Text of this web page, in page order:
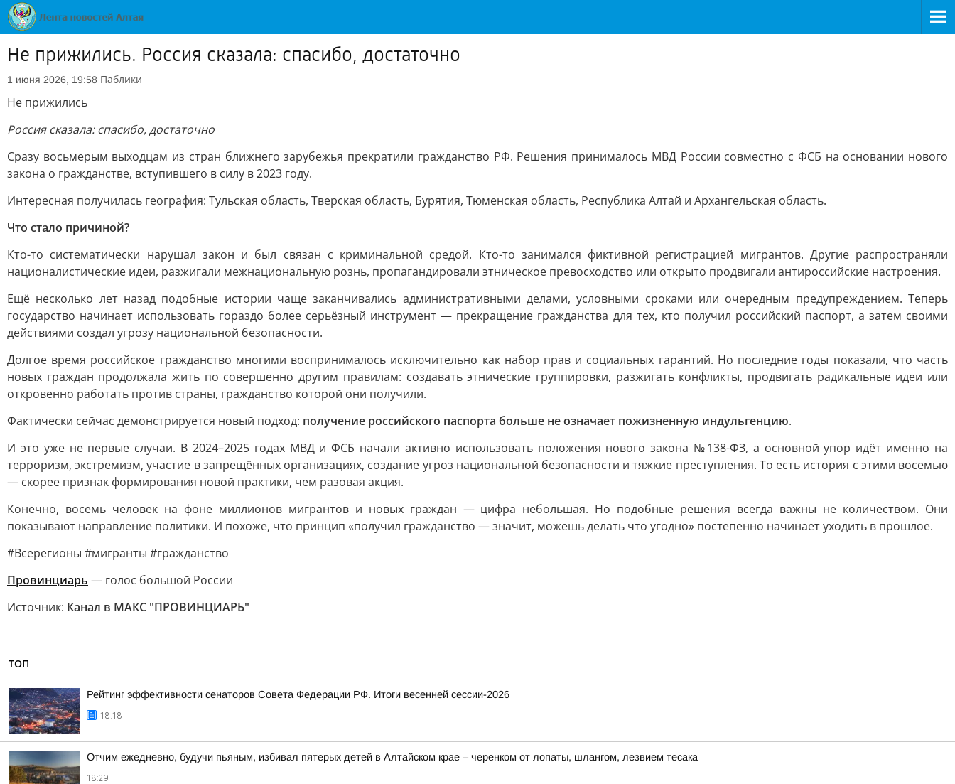
Не прижились. Россия сказала: спасибо, достаточно
1 июня 2026, 19:58 Паблики
Не прижились
Россия сказала: спасибо, достаточно
Сразу восьмерым выходцам из стран ближнего зарубежья прекратили гражданство РФ. Решения принималось МВД России совместно с ФСБ на основании нового
закона о гражданстве, вступившего в силу в 2023 году.
Интересная получилась география: Тульская область, Тверская область, Бурятия, Тюменская область, Республика Алтай и Архангельская область.
Что стало причиной?
Кто-то систематически нарушал закон и был связан с криминальной средой. Кто-то занимался фиктивной регистрацией мигрантов. Другие распространяли
националистические идеи, разжигали межнациональную рознь, пропагандировали этническое превосходство или открыто продвигали антироссийские настроения.
Ещё несколько лет назад подобные истории чаще заканчивались административными делами, условными сроками или очередным предупреждением. Теперь
государство начинает использовать гораздо более серьёзный инструмент — прекращение гражданства для тех, кто получил российский паспорт, а затем своими
действиями создал угрозу национальной безопасности.
Долгое время российское гражданство многими воспринималось исключительно как набор прав и социальных гарантий. Но последние годы показали, что часть
новых граждан продолжала жить по совершенно другим правилам: создавать этнические группировки, разжигать конфликты, продвигать радикальные идеи или
откровенно работать против страны, гражданство которой они получили.
Фактически сейчас демонстрируется новый подход: получение российского паспорта больше не означает пожизненную индульгенцию.
И это уже не первые случаи. В 2024–2025 годах МВД и ФСБ начали активно использовать положения нового закона №138-ФЗ, а основной упор идёт именно на
терроризм, экстремизм, участие в запрещённых организациях, создание угроз национальной безопасности и тяжкие преступления. То есть история с этими восемью
— скорее признак формирования новой практики, чем разовая акция.
Конечно, восемь человек на фоне миллионов мигрантов и новых граждан — цифра небольшая. Но подобные решения всегда важны не количеством. Они
показывают направление политики. И похоже, что принцип «получил гражданство — значит, можешь делать что угодно» постепенно начинает уходить в прошлое.
#Всерегионы #мигранты #гражданство
Провинциарь — голос большой России
Источник: Канал в МАКС "ПРОВИНЦИАРЬ"
ТОП
Рейтинг эффективности сенаторов Совета Федерации РФ. Итоги весенней сессии-2026
18:18
Отчим ежедневно, будучи пьяным, избивал пятерых детей в Алтайском крае – черенком от лопаты, шлангом, лезвием тесака
18:29